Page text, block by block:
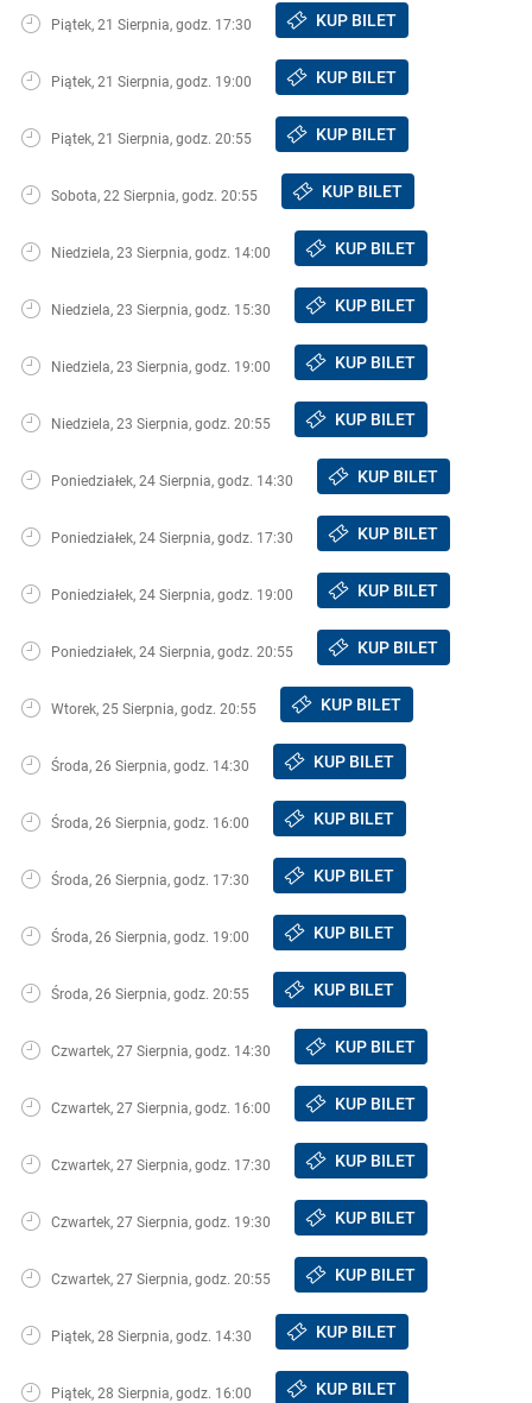
Piątek, 21 Sierpnia, godz. 17:30 KUP BILET
Piątek, 21 Sierpnia, godz. 19:00 KUP BILET
Piątek, 21 Sierpnia, godz. 20:55 KUP BILET
Sobota, 22 Sierpnia, godz. 20:55 KUP BILET
Niedziela, 23 Sierpnia, godz. 14:00 KUP BILET
Niedziela, 23 Sierpnia, godz. 15:30 KUP BILET
Niedziela, 23 Sierpnia, godz. 19:00 KUP BILET
Niedziela, 23 Sierpnia, godz. 20:55 KUP BILET
Poniedziałek, 24 Sierpnia, godz. 14:30 KUP BILET
Poniedziałek, 24 Sierpnia, godz. 17:30 KUP BILET
Poniedziałek, 24 Sierpnia, godz. 19:00 KUP BILET
Poniedziałek, 24 Sierpnia, godz. 20:55 KUP BILET
Wtorek, 25 Sierpnia, godz. 20:55 KUP BILET
Środa, 26 Sierpnia, godz. 14:30 KUP BILET
Środa, 26 Sierpnia, godz. 16:00 KUP BILET
Środa, 26 Sierpnia, godz. 17:30 KUP BILET
Środa, 26 Sierpnia, godz. 19:00 KUP BILET
Środa, 26 Sierpnia, godz. 20:55 KUP BILET
Czwartek, 27 Sierpnia, godz. 14:30 KUP BILET
Czwartek, 27 Sierpnia, godz. 16:00 KUP BILET
Czwartek, 27 Sierpnia, godz. 17:30 KUP BILET
Czwartek, 27 Sierpnia, godz. 19:30 KUP BILET
Czwartek, 27 Sierpnia, godz. 20:55 KUP BILET
Piątek, 28 Sierpnia, godz. 14:30 KUP BILET
Piątek, 28 Sierpnia, godz. 16:00 KUP BILET